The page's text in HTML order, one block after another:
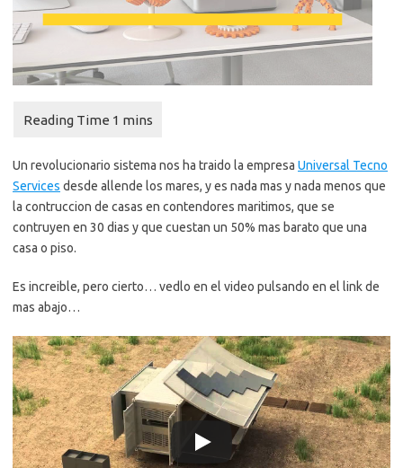
Un revolucionario sistema nos ha traido la empresa Universal Tecno
Services desde allende los mares, y es nada mas y nada menos que
la contruccion de casas en contendores maritimos, que se
contruyen en 30 dias y que cuestan un 50% mas barato que una
casa o piso.
Es increible, pero cierto… vedlo en el video pulsando en el link de
mas abajo…